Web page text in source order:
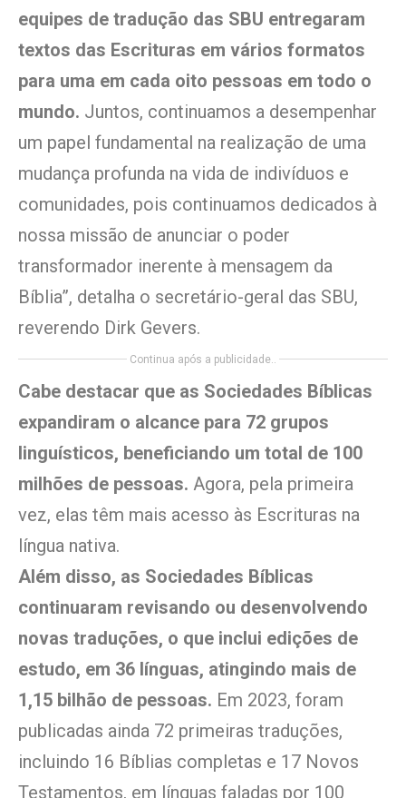
equipes de tradução das SBU entregaram
textos das Escrituras em vários formatos
para uma em cada oito pessoas em todo o
mundo. Juntos, continuamos a desempenhar
um papel fundamental na realização de uma
mudança profunda na vida de indivíduos e
comunidades, pois continuamos dedicados à
nossa missão de anunciar o poder
transformador inerente à mensagem da
Bíblia”, detalha o secretário-geral das SBU,
reverendo Dirk Gevers.
Continua após a publicidade..
Cabe destacar que as Sociedades Bíblicas
expandiram o alcance para 72 grupos
linguísticos, beneficiando um total de 100
milhões de pessoas. Agora, pela primeira
vez, elas têm mais acesso às Escrituras na
língua nativa.
Além disso, as Sociedades Bíblicas
continuaram revisando ou desenvolvendo
novas traduções, o que inclui edições de
estudo, em 36 línguas, atingindo mais de
1,15 bilhão de pessoas. Em 2023, foram
publicadas ainda 72 primeiras traduções,
incluindo 16 Bíblias completas e 17 Novos
Testamentos, em línguas faladas por 100